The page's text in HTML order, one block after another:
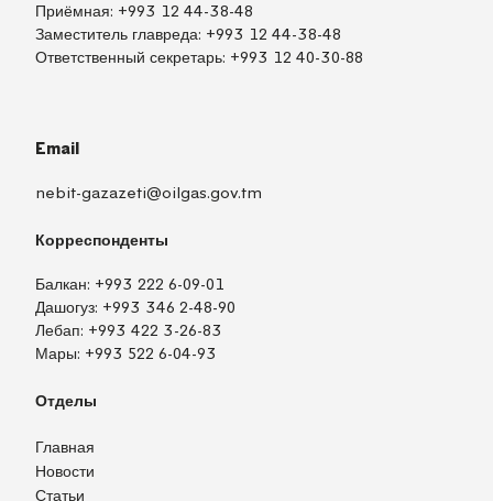
Приёмная: +993 12 44-38-48
Заместитель главреда: +993 12 44-38-48
Ответственный секретарь: +993 12 40-30-88
Email
nebit-gazazeti@oilgas.gov.tm
Корреспонденты
Балкан: +993 222 6-09-01
Дашогуз: +993 346 2-48-90
Лебап: +993 422 3-26-83
Мары: +993 522 6-04-93
Отделы
Главная
Новости
Статьи